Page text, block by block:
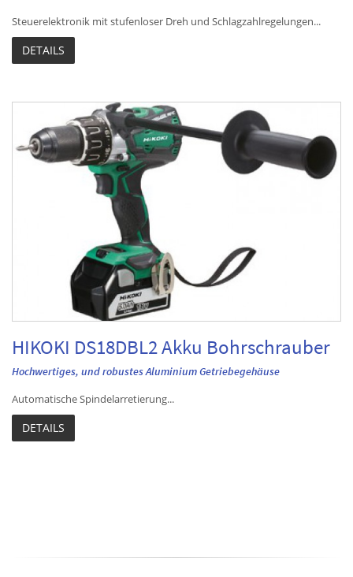
Steuerelektronik mit stufenloser Dreh und Schlagzahlregelungen...
DETAILS
HIKOKI DS18DBL2 Akku Bohrschrauber
Hochwertiges, und robustes Aluminium Getriebegehäuse
Automatische Spindelarretierung...
DETAILS